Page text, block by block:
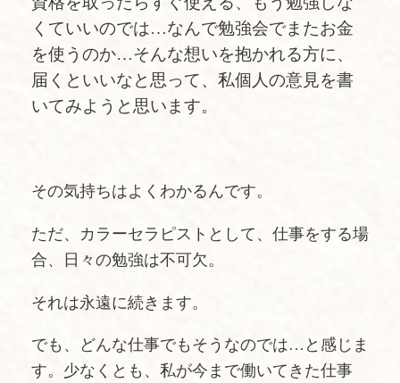
くていいのでは…なんで勉強会でまたお金
を使うのか…そんな想いを抱かれる方に、
届くといいなと思って、私個人の意見を書
いてみようと思います。
その気持ちはよくわかるんです。
ただ、カラーセラピストとして、仕事をする場
合、日々の勉強は不可欠。
それは永遠に続きます。
でも、どんな仕事でもそうなのでは…と感じま
す。少なくとも、私が今まで働いてきた仕事